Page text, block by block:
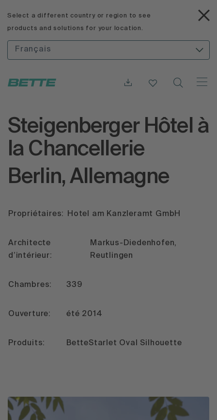
Select a different country or region to see
products and solutions for your location.
Français
Steigenberger Hôtel à
la Chancellerie
Berlin, Allemagne
Propriétaires: Hotel am Kanzleramt GmbH
Architecte
d’intérieur:
Markus-Diedenhofen,
Reutlingen
Chambres: 339
Ouverture: été 2014
Produits: BetteStarlet Oval Silhouette